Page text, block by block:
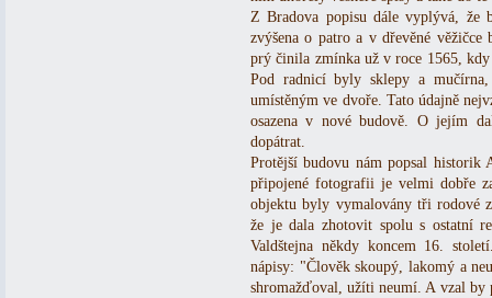
Z Bradova popisu dále vyplývá, že
zvýšena o patro a v dřevěné
prý činila zmínka už v roce 1565,
Pod radnicí byly sklepy a
umístěným ve dvoře. Tato údajně
osazena v nové budově. O jejím
dopátrat.
Protější budovu nám popsal historik
připojené fotografii je velmi dobře
objektu byly vymalovány tři rodové
že je dala zhotovit spolu s ostatní
Valdštejna někdy koncem 16.
nápisy: "Člověk skoupý, lakomý a
shromažďoval, užíti neumí. A vzal